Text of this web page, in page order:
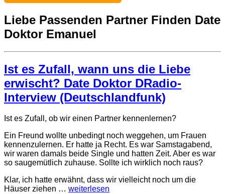
Liebe Passenden Partner Finden Date
Doktor Emanuel
Ist es Zufall, wann uns die Liebe
erwischt? Date Doktor DRadio-
Interview (Deutschlandfunk)
Ist es Zufall, ob wir einen Partner kennenlernen?
Ein Freund wollte unbedingt noch weggehen, um Frauen
kennenzulernen. Er hatte ja Recht. Es war Samstagabend,
wir waren damals beide Single und hatten Zeit. Aber es war
so saugemütlich zuhause. Sollte ich wirklich noch raus?
Klar, ich hatte erwähnt, dass wir vielleicht noch um die
Häuser ziehen … weiterlesen